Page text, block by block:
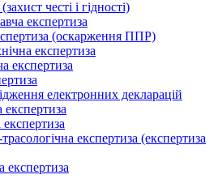
честі і гідності)
експертиза
(оскарження ППР)
експертиза
експертиза
електронних декларацій
експертиза
експертиза (експертиза
експертиза